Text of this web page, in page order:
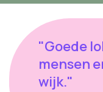
"Goede
mensen
wijk."